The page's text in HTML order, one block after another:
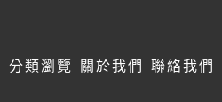
分類瀏覽 關於我們 聯絡我們